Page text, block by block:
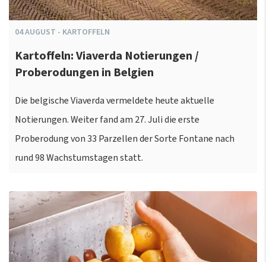
04AUGUST - KARTOFFELN
Kartoffeln: Viaverda Notierungen /
Proberodungen in Belgien
Die belgische Viaverda vermeldete heute aktuelle
Notierungen. Weiter fand am 27. Juli die erste
Proberodung von 33 Parzellen der Sorte Fontane nach
rund 98 Wachstumstagen statt.